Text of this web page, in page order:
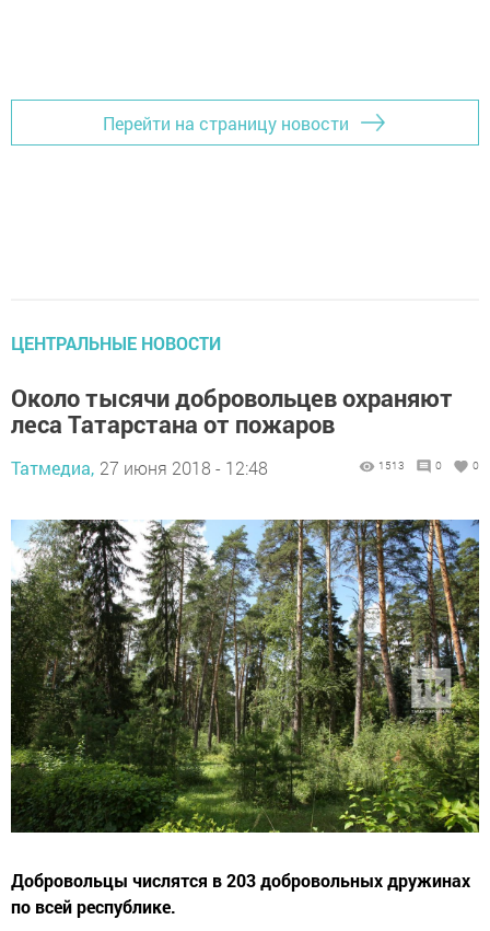
Перейти на страницу новости
ЦЕНТРАЛЬНЫЕ НОВОСТИ
Около тысячи добровольцев охраняют
леса Татарстана от пожаров
Татмедиа, 27 июня 2018 - 12:48 1513 0 0
Добровольцы числятся в 203 добровольных дружинах
по всей республике.